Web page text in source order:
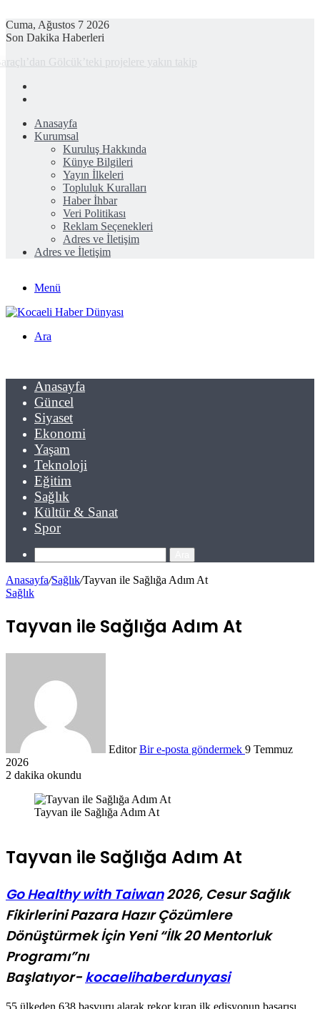
Cuma, Ağustos 7 2026
Son Dakika Haberleri
Baraçlı’dan Gölcük’teki projelere yakın takip
Anasayfa
Kurumsal
Kuruluş Hakkında
Künye Bilgileri
Yayın İlkeleri
Topluluk Kuralları
Haber İhbar
Veri Politikası
Reklam Seçenekleri
Adres ve İletişim
Adres ve İletişim
Menü
Ara
Anasayfa
Güncel
Siyaset
Ekonomi
Yaşam
Teknoloji
Eğitim
Sağlık
Kültür & Sanat
Spor
Anasayfa/Sağlık/Tayvan ile Sağlığa Adım At
Sağlık
Tayvan ile Sağlığa Adım At
Editor Bir e-posta göndermek 9 Temmuz
2026
2 dakika okundu
Tayvan ile Sağlığa Adım At
Tayvan ile Sağlığa Adım At
Go Healthy with Taiwan2026, Cesur Sağlık
Fikirlerini Pazara Hazır Çözümlere
Dönüştürmek İçin Yeni “İlk 20 Mentorluk
Programı”nı
Başlatıyor-kocaelihaberdunyasi